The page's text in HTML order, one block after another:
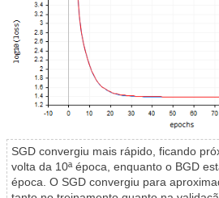
SGD convergiu mais rápido, ficando
volta da 10ª época, enquanto o BGD
época. O SGD convergiu para